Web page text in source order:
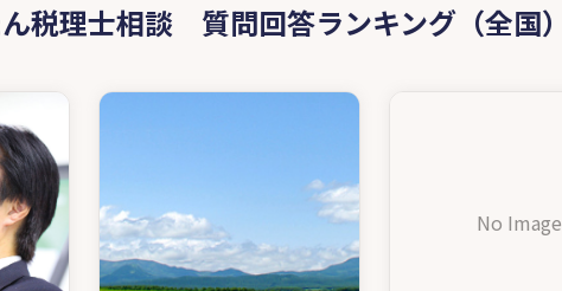
税理士相談 質問回答ランキング（全国）
No Image